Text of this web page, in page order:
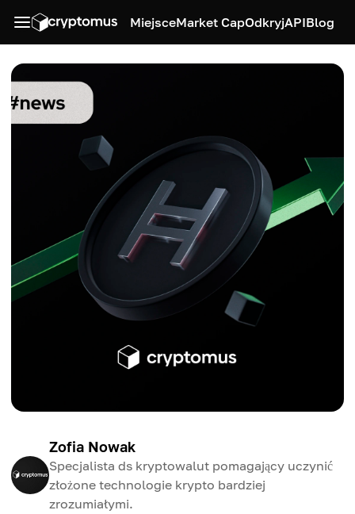
MiejsceMarket CapOdkryjAPIBlog
Zofia Nowak
Specjalista ds kryptowalut pomagający uczynić
złożone technologie krypto bardziej
zrozumiałymi.